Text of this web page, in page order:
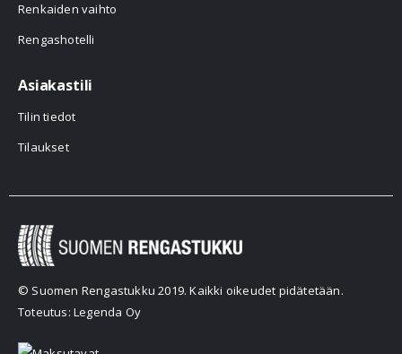
Renkaiden vaihto
Rengashotelli
Asiakastili
Tilin tiedot
Tilaukset
© Suomen Rengastukku 2019. Kaikki oikeudet pidätetään.
Toteutus: Legenda Oy